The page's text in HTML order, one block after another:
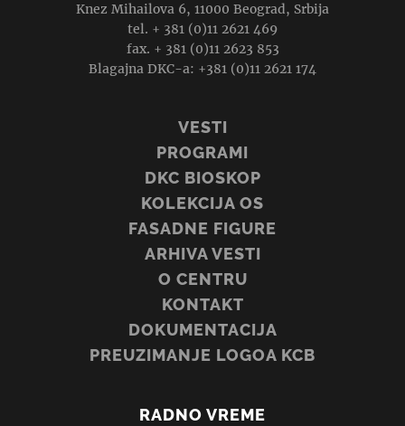
Knez Mihailova 6, 11000 Beograd, Srbija
tel. + 381 (0)11 2621 469
fax. + 381 (0)11 2623 853
Blagajna DKC-a: +381 (0)11 2621 174
VESTI
PROGRAMI
DKC BIOSKOP
KOLEKCIJA OS
FASADNE FIGURE
ARHIVA VESTI
O CENTRU
KONTAKT
DOKUMENTACIJA
PREUZIMANJE LOGOA KCB
RADNO VREME